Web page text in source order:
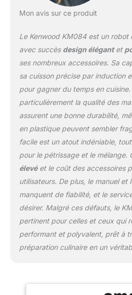
Mon avis sur ce produit
Le Kenwood KM084 est un robot
avec succès design élégantet
ses nombreux accessoires. Sa
sa cuisson précise par induction
pour gagner du temps en cuisine.
particulièrement la qualité des
assurent une bonne durabilité,
en plastique peuvent sembler
facile est un atout indéniable,
pour le pétrissage et le mélange.
élevéet le coût des accessoires
utilisateurs. De plus, le manuel et
manquent de fiabilité, et le
désirer. Malgré ces défauts, le
pertinent pour celles et ceux qui
performant et polyvalent, prêt à
préparation culinaire en un